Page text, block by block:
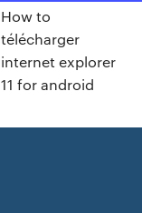
How to
télécharger
internet explorer
11 for android